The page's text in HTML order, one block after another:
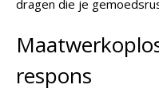
dragen die je
respons